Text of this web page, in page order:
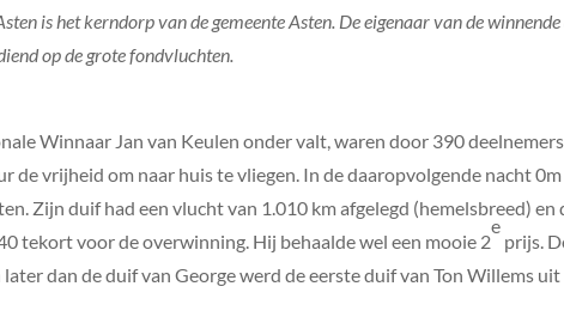
is het kerndorp van de gemeente Asten. De eigenaar van de
op de grote fondvluchten.
Winnaar Jan van Keulen onder valt, waren door 390
de vrijheid om naar huis te vliegen. In de daaropvolgende nacht
Zijn duif had een vlucht van 1.010 km afgelegd (hemelsbreed)
tekort voor de overwinning. Hij behaalde wel een mooie 2
e
prijs.
dan de duif van George werd de eerste duif van Ton Willems